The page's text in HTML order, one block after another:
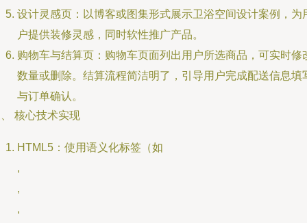
设计灵感页：以博客或图集形式展示卫浴空间设计案例，为
户提供装修灵感，同时软性推广产品。
购物车与结算页：购物车页面列出用户所选商品，可实时修
数量或删除。结算流程简洁明了，引导用户完成配送信息填
与订单确认。
核心技术实现
HTML5：使用语义化标签（如
,
,
,